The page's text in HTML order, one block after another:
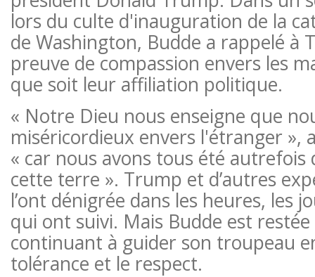
lors du culte d'inauguration de la
de Washington, Budde a rappelé à
preuve de compassion envers les
que soit leur affiliation politique.
« Notre Dieu nous enseigne que
miséricordieux envers l'étranger »,
« car nous avons tous été autrefois
cette terre ». Trump et d’autres
l’ont dénigrée dans les heures, les
qui ont suivi. Mais Budde est
continuant à guider son troupeau
tolérance et le respect.